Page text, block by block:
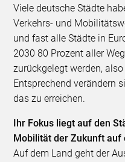
Viele deutsche Städte
Verkehrs- und
und fast alle Städte in
2030 80 Prozent aller
zurückgelegt werden,
Entsprechend verändern
das zu erreichen.
Ihr Fokus liegt auf den
Mobilität der Zukunft auf
Auf dem Land geht der